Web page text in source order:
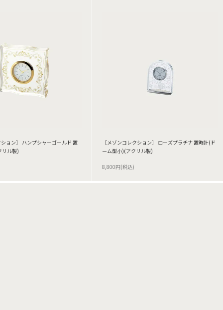
ョン］ ハンプシャーゴールド 置
リル製)
［メゾンコレクション］ ローズプラチナ 置時計(ド
ーム型小)(アクリル製)
8,800円(税込)